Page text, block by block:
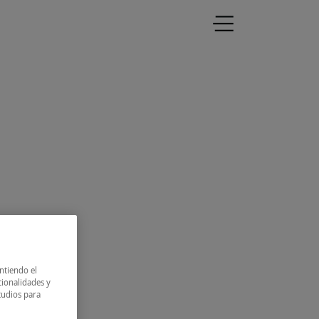
Programas finalizados
el
y
para